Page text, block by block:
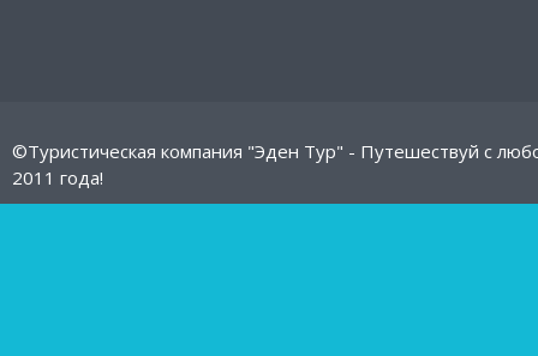
©Туристическая компания "Эден Тур" - Путешествуй с
2011 года!